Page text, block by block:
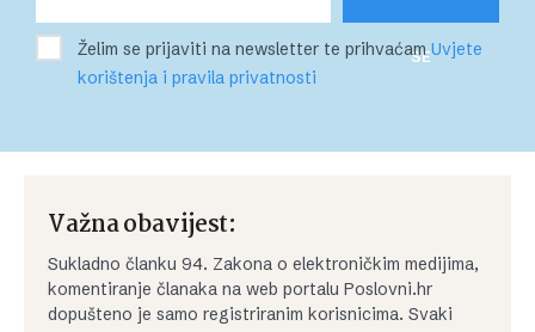
SE
Želim se prijaviti na newsletter te prihvaćamUvjete
korištenja i pravila privatnosti
Važna obavijest:
Sukladno članku 94. Zakona o elektroničkim medijima,
komentiranje članaka na web portalu Poslovni.hr
dopušteno je samo registriranim korisnicima. Svaki